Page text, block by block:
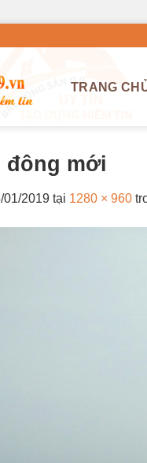
TRANG
đông mới
01/2019 tại 1280 × 960